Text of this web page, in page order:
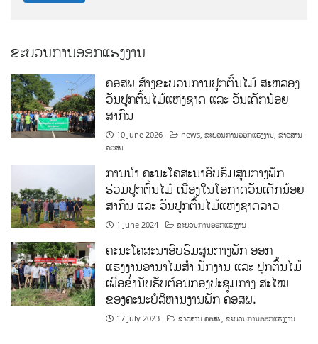
ຂະບວນການອອກແຮງງານ
ຄອສພ ສ້າງຂະບວນການປູກຕົ້ນໄມ້ ສະຫລອງ
ວັນປູກຕົ້ນໄມ້ແຫ່ງຊາດ ແລະ ວັນເດັກນ້ອຍ
ສາກົນ
10 June 2026 news,ຂະບວນການອອກແຮງງານ,ຂ່າວສານ
ຄອສພ
ການນໍາ ຄະນະໂຄສະນາອົບຮົມສູນກາງພັກ
ຮ່ວມປູກຕົ້ນໄມ້ ເນື່ອງໃນໂອກາດວັນເດັກນ້ອຍ
ສາກົນ ແລະ ວັນປູກຕົ້ນໄມ້ແຫ່ງຊາດລາວ
1 June 2024 ຂະບວນການອອກແຮງງານ
ຄະນະໂຄສະນາອົບຮົມສູນກາງພັກ ອອກ
ແຮງງານອານາໄມສໍາ ນັກງານ ແລະ ປູກຕົ້ນໄມ້
ເພື່ອຂໍ່ານັບຮັບຕ້ອນກອງປະຊຸມກາງ ສະໄໝ
ຂອງຄະນະບໍລິຫານງານພັກ ຄອສພ.
17 July 2023 ຂ່າວສານ ຄອສພ,ຂະບວນການອອກແຮງງານ